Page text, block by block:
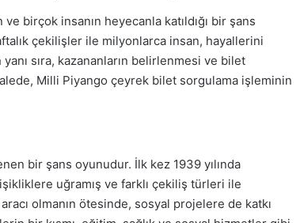
birçok insanın heyecanla katıldığı bir şans
çekilişler ile milyonlarca insan, hayallerini
sıra, kazananların belirlenmesi ve bilet
Milli Piyango çeyrek bilet sorgulama işleminin
bir şans oyunudur. İlk kez 1939 yılında
uğramış ve farklı çekiliş türleri ile
olmanın ötesinde, sosyal projelere de katkı